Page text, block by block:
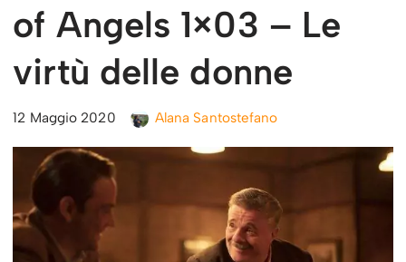
of Angels 1×03 – Le
virtù delle donne
12 Maggio 2020 Alana Santostefano